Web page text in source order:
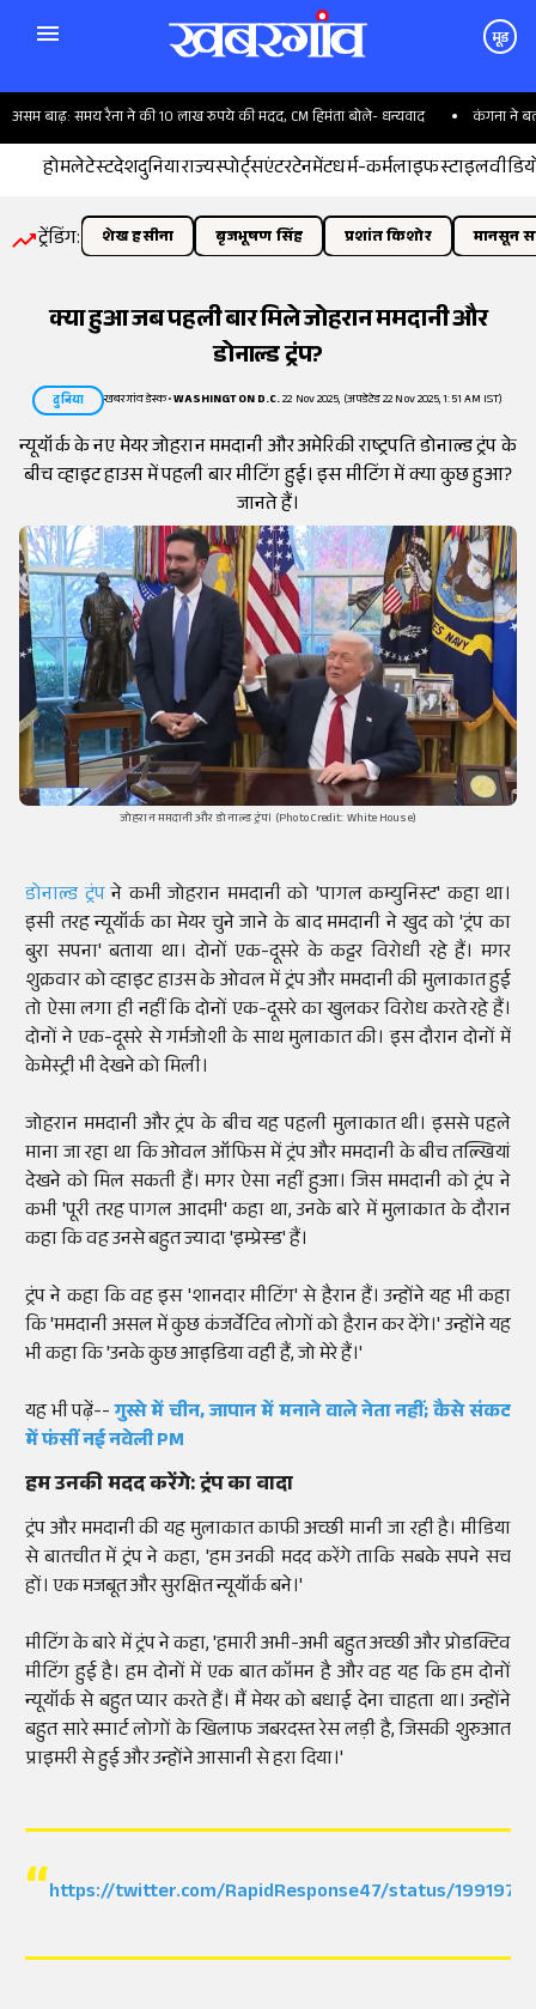
मूड
बाढ़: समय रैना ने की 10 लाख रुपये की मदद, CM हिमंता बोले- धन्यवाद कंगना ने
होमलेटेस्टदेशदुनियाराज्यस्पोर्ट्सएंटरटेनमेंटधर्म-कर्मलाइफस्टाइल
ट्रेंडिंग: शेख हसीना बृजभूषण सिंह प्रशांत किशोर मानसून
क्या हुआ जब पहली बार मिले जोहरान ममदानी और
डोनाल्ड ट्रंप?
दुनिया खबरगांव डेस्क•WASHINGTON D.C.22 Nov 2025, (अपडेटेड 22 Nov 2025, 1:51 AM IST)
न्यूयॉर्क के नए मेयर जोहरान ममदानी और अमेरिकी राष्ट्रपति डोनाल्ड ट्रंप के
बीच व्हाइट हाउस में पहली बार मीटिंग हुई। इस मीटिंग में क्या कुछ हुआ?
जानते हैं।
जोहरान ममदानी और डोनाल्ड ट्रंप। (Photo Credit: White House)
डोनाल्ड ट्रंपने कभी जोहरान ममदानी को 'पागल कम्युनिस्ट' कहा था।
इसी तरह न्यूयॉर्क का मेयर चुने जाने के बाद ममदानी ने खुद को 'ट्रंप का
बुरा सपना' बताया था। दोनों एक-दूसरे के कट्टर विरोधी रहे हैं। मगर
शुक्रवार को व्हाइट हाउस के ओवल में ट्रंप और ममदानी की मुलाकात हुई
तो ऐसा लगा ही नहीं कि दोनों एक-दूसरे का खुलकर विरोध करते रहे हैं।
दोनों ने एक-दूसरे से गर्मजोशी के साथ मुलाकात की। इस दौरान दोनों में
केमेस्ट्री भी देखने को मिली।
जोहरान ममदानी और ट्रंप के बीच यह पहली मुलाकात थी। इससे पहले
माना जा रहा था कि ओवल ऑफिस में ट्रंप और ममदानी के बीच तल्खियां
देखने को मिल सकती हैं। मगर ऐसा नहीं हुआ। जिस ममदानी को ट्रंप ने
कभी 'पूरी तरह पागल आदमी' कहा था, उनके बारे में मुलाकात के दौरान
कहा कि वह उनसे बहुत ज्यादा 'इम्प्रेस्ड' हैं।
ट्रंप ने कहा कि वह इस 'शानदार मीटिंग' से हैरान हैं। उन्होंने यह भी कहा
कि 'ममदानी असल में कुछ कंजर्वेटिव लोगों को हैरान कर देंगे।' उन्होंने यह
भी कहा कि 'उनके कुछ आइडिया वही हैं, जो मेरे हैं।'
यह भी पढ़ें--गुस्से में चीन, जापान में मनाने वाले नेता नहीं; कैसे संकट
में फंसीं नई नवेली PM
हम उनकी मदद करेंगे: ट्रंप का वादा
ट्रंप और ममदानी की यह मुलाकात काफी अच्छी मानी जा रही है। मीडिया
से बातचीत में ट्रंप ने कहा, 'हम उनकी मदद करेंगे ताकि सबके सपने सच
हों। एक मजबूत और सुरक्षित न्यूयॉर्क बने।'
मीटिंग के बारे में ट्रंप ने कहा, 'हमारी अभी-अभी बहुत अच्छी और प्रोडक्टिव
मीटिंग हुई है। हम दोनों में एक बात कॉमन है और वह यह कि हम दोनों
न्यूयॉर्क से बहुत प्यार करते हैं। मैं मेयर को बधाई देना चाहता था। उन्होंने
बहुत सारे स्मार्ट लोगों के खिलाफ जबरदस्त रेस लड़ी है, जिसकी शुरुआत
प्राइमरी से हुई और उन्होंने आसानी से हरा दिया।'
https://twitter.com/RapidResponse47/status/